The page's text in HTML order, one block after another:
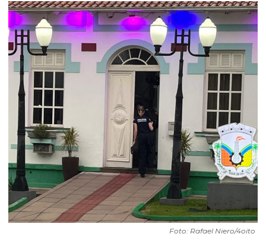
Foto: Rafael Niero/4oito